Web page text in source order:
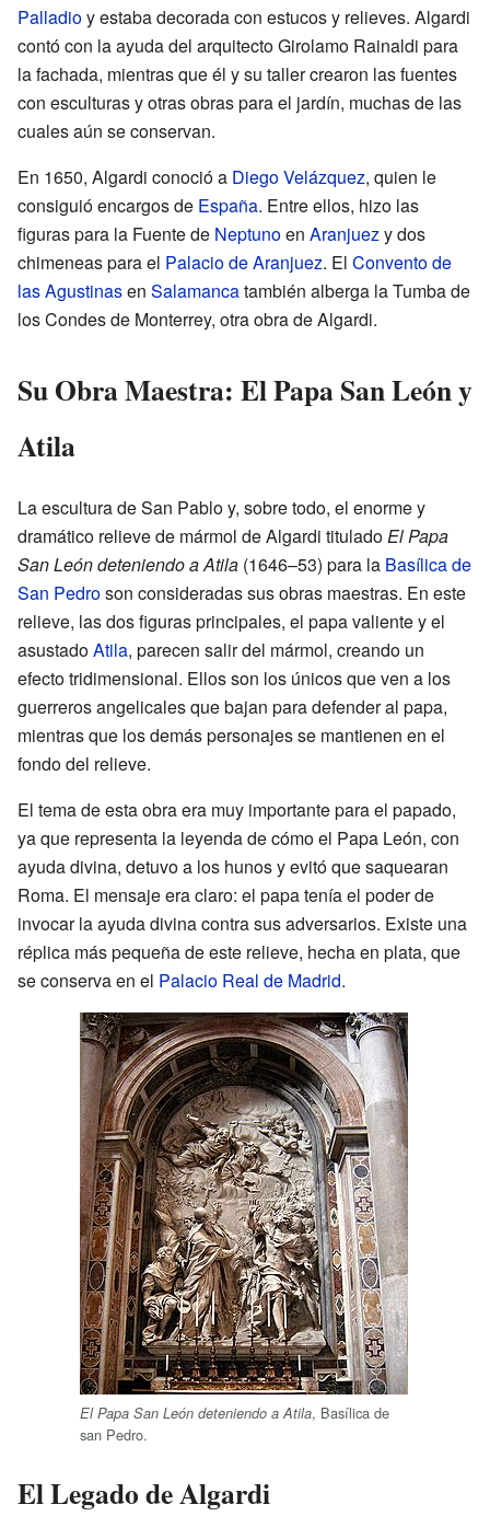
Palladioy estaba decorada con estucos y relieves. Algardi
contó con la ayuda del arquitecto Girolamo Rainaldi para
la fachada, mientras que él y su taller crearon las fuentes
con esculturas y otras obras para el jardín, muchas de las
cuales aún se conservan.
En 1650, Algardi conoció a Diego Velázquez, quien le
consiguió encargos de España. Entre ellos, hizo las
figuras para la Fuente de Neptunoen Aranjuezy dos
chimeneas para el Palacio de Aranjuez. El Convento de
las Agustinasen Salamancatambién alberga la Tumba de
los Condes de Monterrey, otra obra de Algardi.
Su Obra Maestra: El Papa San León y
Atila
La escultura de San Pablo y, sobre todo, el enorme y
dramático relieve de mármol de Algardi tituladoEl Papa
San León deteniendo a Atila (1646–53) para la Basílica de
San Pedroson consideradas sus obras maestras. En este
relieve, las dos figuras principales, el papa valiente y el
asustadoAtila, parecen salir del mármol, creando un
efecto tridimensional. Ellos son los únicos que ven a los
guerreros angelicales que bajan para defender al papa,
mientras que los demás personajes se mantienen en el
fondo del relieve.
El tema de esta obra era muy importante para el papado,
ya que representa la leyenda de cómo el Papa León, con
ayuda divina, detuvo a los hunos y evitó que saquearan
Roma. El mensaje era claro: el papa tenía el poder de
invocar la ayuda divina contra sus adversarios. Existe una
réplica más pequeña de este relieve, hecha en plata, que
se conserva en el Palacio Real de Madrid.
El Papa San León deteniendo a Atila, Basílica de
san Pedro.
El Legado de Algardi